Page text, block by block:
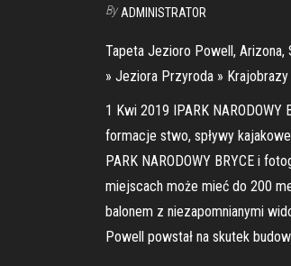
By ADMINISTRATOR
Tapeta Jezioro Powell, Arizona,
» Jeziora Przyroda » Krajobrazy
1 Kwi 2019 IPARK NARODOWY
formacje stwo, spływy
PARK NARODOWY BRYCE i
miejscach może mieć do 200
balonem z niezapomnianymi
Powell powstał na skutek